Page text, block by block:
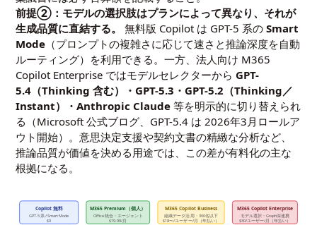
前提②：モデルの選択肢はプランによって異なり、それが
生成品質に直結する。
無料版 Copilot は GPT-5 系のSmart
Mode （プロンプトの複雑さに応じて速さと推論深度を自動
ルーティング）を利用できる。一方、法人向け M365
Copilot Enterprise ではモデルセレクターから GPT-
5.4（Thinking 含む）・GPT-5.3・GPT-5.2（Thinking／
Instant）・Anthropic Claude 等を明示的に切り替えられ
る（Microsoft 公式ブログ、GPT-5.4 は 2026年3月ロールア
ウト開始）。意思決定支援や契約文書の精緻な分析など、
推論品質が価値を決める用途では、この差が有料化の主な
根拠になる。
Copilot 無料
GPT-5 系 / Smart Mode
$0
M365 Premium（個人）
Office 統合・エージェント
$19.99/月
M365 Copilot Business
組織データ活用・300名以下
$18〜/ユーザー/月（年払い）
M365 Copilot Enterprise
モデル選択・Graph深連携
$30/ユーザー/月（年払い）